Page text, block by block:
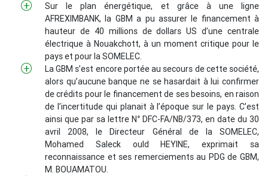
Sur le plan énergétique, et grâce à une ligne
AFREXIMBANK, la GBM a pu assurer le financement à
hauteur de 40 millions de dollars US d’une centrale
électrique à Nouakchott, à un moment critique pour le
pays et pour la SOMELEC.
La GBM s’est encore portée au secours de cette société,
alors qu’aucune banque ne se hasardait à lui confirmer
de crédits pour le financement de ses besoins, en raison
de l’incertitude qui planait à l’époque sur le pays. C’est
ainsi que par sa lettre N° DFC-FA/NB/373, en date du 30
avril 2008, le Directeur Général de la SOMELEC,
Mohamed Saleck ould HEYINE, exprimait sa
reconnaissance et ses remerciements au PDG de GBM,
M. BOUAMATOU.